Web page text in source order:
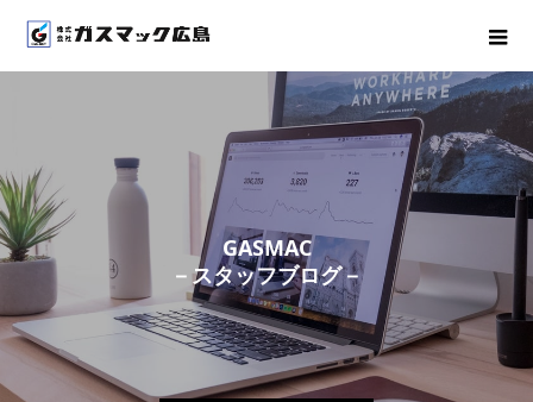
GASMAC
－ スタッフブログ－